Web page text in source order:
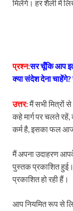
मिलेंगे। हर शैली में
प्रश्न:सर चूँकि आप
क्या संदेश देना
उत्तर:मैं सभी मित्रों
कहे मार्ग पर चलते रहें,
कर्म है, इसका फल
मैं अपना उदाहरण
पुस्तक प्रकाशित
प्रकाशित हो रही हैं।
आप नियमित रूप से